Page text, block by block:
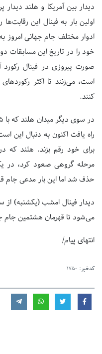
دیدار بین آمریکا و هلند
اولین بار به فینال این
ادوار مختلف جام جهانی امروز
خود را در تاریخ این مسابقات
صورت پیروزی در فینال رکورد
است، می‌زنند تا اکثر
کنند.
در سوی دیگر میدان هلند که
راه یافت اکنون به دنبال این
برای خود رقم بزند. هلند که
مرحله گروهی صعود کرد، در
حذف شد اما این بار مدعی جام
می‌شود تا قهرمان هشتمین
انتهای پیام/
کدخبر: 1750